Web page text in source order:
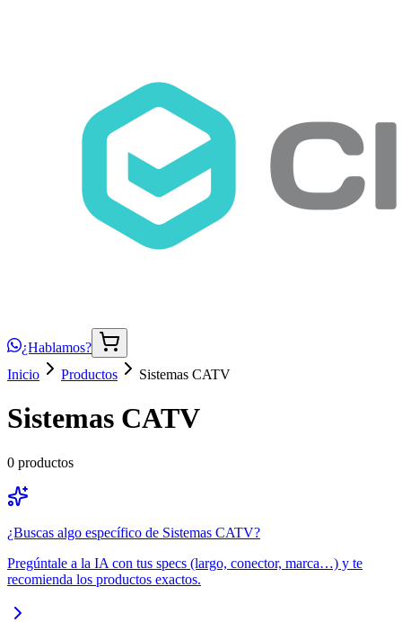
¿Hablamos?
Inicio
Productos Sistemas CATV
Sistemas CATV
0 productos
¿Buscas algo específico de Sistemas CATV?
Pregúntale a la IA con tus specs (largo, conector, marca…) y te
recomienda los productos exactos.